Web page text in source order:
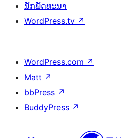
ນັກພັດທະນາ
WordPress.tv ↗
WordPress.com ↗
Matt ↗
bbPress ↗
BuddyPress ↗